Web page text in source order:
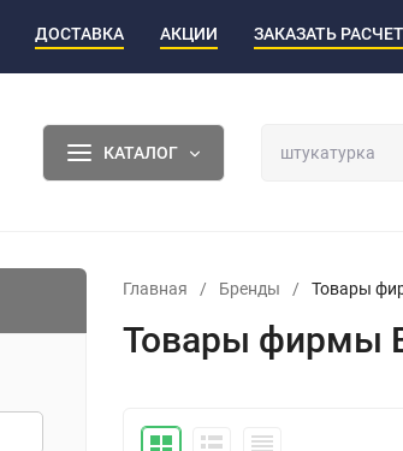
ДОСТАВКА АКЦИИ ЗАКАЗАТЬ РАСЧЕТ
КАТАЛОГ
Главная / Бренды / Товары
Товары фирмы